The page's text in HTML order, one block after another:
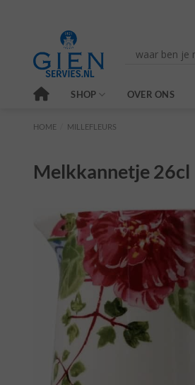
SHOP OVER ONS
HOME MILLEFLEURS
Melkkannetje 26cl